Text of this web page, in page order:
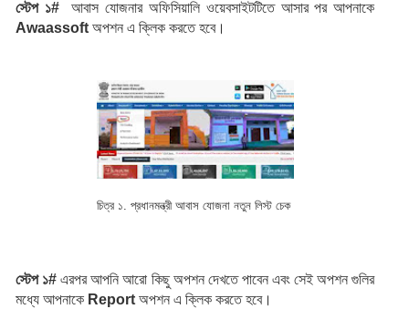
স্টেপ ১#
Awaassoft অপশন এ ক্লিক করতে হবে।
চিত্র ১. প্রধানমন্ত্রী আবাস যোজনা নতুন লিস্ট চেক
স্টেপ ১# এরপর আপনি আরো কিছু অপশন দেখতে পাবেন এবং সেই অপশন গুলির
মধ্যে আপনাকে Report অপশন এ ক্লিক করতে হবে।